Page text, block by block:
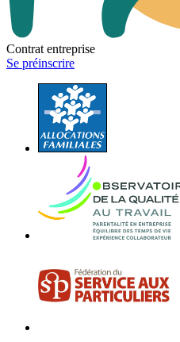
Contrat entreprise
Se préinscrire